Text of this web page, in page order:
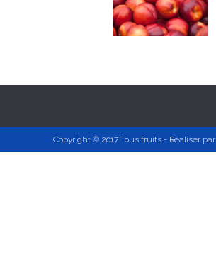
Copyright © 2017 Tous fruits - Réaliser par